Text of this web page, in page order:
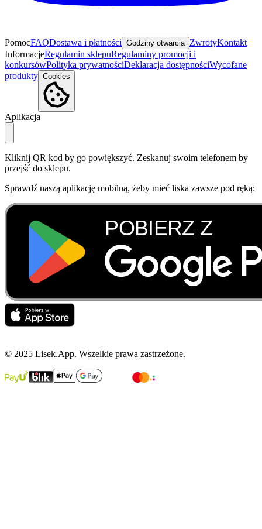
PomocFAQDostawa i płatności Godziny otwarcia ZwrotyKontakt
InformacjeRegulamin sklepuRegulaminy promocji i
konkursówPolityka prywatnościDeklaracja dostępnościWycofane
produkty Cookies
Aplikacja
Kliknij QR kod by go powiększyć. Zeskanuj swoim telefonem by
przejść do sklepu.
Sprawdź naszą aplikację mobilną, żeby mieć liska zawsze pod ręką:
© 2025 Lisek.App. Wszelkie prawa zastrzeżone.